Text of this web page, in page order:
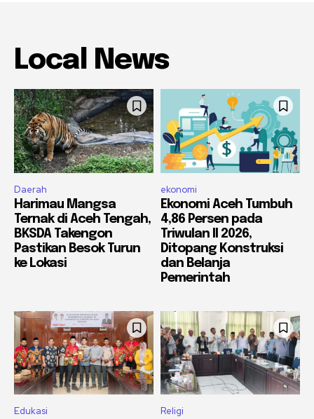
Local News
Daerah
Harimau Mangsa
Ternak di Aceh Tengah,
BKSDA Takengon
Pastikan Besok Turun
ke Lokasi
ekonomi
Ekonomi Aceh Tumbuh
4,86 Persen pada
Triwulan II 2026,
Ditopang Konstruksi
dan Belanja
Pemerintah
Edukasi Religi